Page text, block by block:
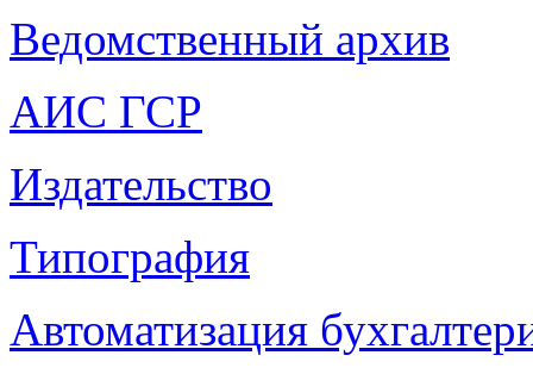
Ведомственный архив
АИС ГСР
Издательство
Типография
Автоматизация